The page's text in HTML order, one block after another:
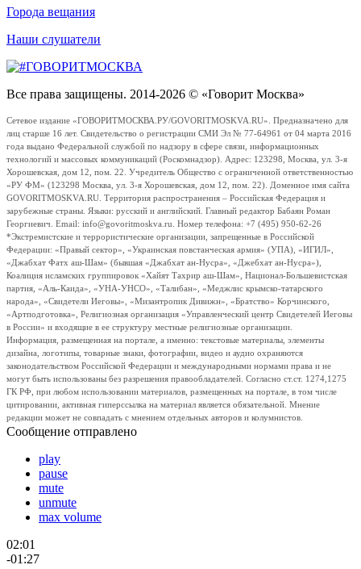
Города вещания
Наши слушатели
Все права защищены. 2014-2026 © «Говорит Москва»
Сетевое издание «ГОВОРИТМОСКВА.РУ/GOVORITMOSKVA.RU». Предназначено для
лиц старше 16 лет. Свидетельство о регистрации СМИ Эл № 77-64961 от 04 марта 2016
года выдано Федеральной службой по надзору в сфере связи, информационных
технологий и массовых коммуникаций (Роскомнадзор). Адрес: 123298, Москва, ул. 3-я
Хорошевская, дом 12, пом. 22. Учредитель Общество с ограниченной ответственностью
«РУ ФМ» (123298 Москва, ул. 3-я Хорошевская, дом 12, пом. 22). Доменное имя сайта
GOVORITMOSKVA.RU. Территория распространения – Российская Федерация и
зарубежные страны. Языки: русский и английский. Главный редактор Бабаян Роман
Георгиевич. Email: info@govoritmoskva.ru. Номер телефона: +7 (495) 950-62-26
*Экстремистские и террористические организации, запрещенные в Российской
Федерации: «Правый сектор», «Украинская повстанческая армия» (УПА), «ИГИЛ»,
«Джабхат Фатх аш-Шам» (бывшая «Джабхат ан-Нусра», «Джебхат ан-Нусра»),
Коалиция исламских группировок «Хайят Тахрир аш-Шам», Национал-Большевистская
партия, «Аль-Каида», «УНА-УНСО», «Талибан», «Меджлис крымско-татарского
народа», «Свидетели Иеговы», «Мизантропик Дивижн», «Братство» Корчинского,
«Артподготовка», Религиозная организация «Управленческий центр Свидетелей Иеговы
в России» и входящие в ее структуру местные религиозные организации.
Информация, размещенная на портале, а именно: текстовые материалы, элементы
дизайна, логотипы, товарные знаки, фотографии, видео и аудио охраняются
законодательством Российской Федерации и международными нормами права и не
могут быть использованы без разрешения правообладателей. Согласно ст.ст. 1274,1275
ГК РФ, при любом использовании материалов, размещенных на портале, в том числе
цитировании, активная гиперссылка на материал является обязательной. Мнение
редакции может не совпадать с мнением отдельных авторов и колумнистов.
Сообщение отправлено
play
pause
mute
unmute
max volume
02:01
-01:27